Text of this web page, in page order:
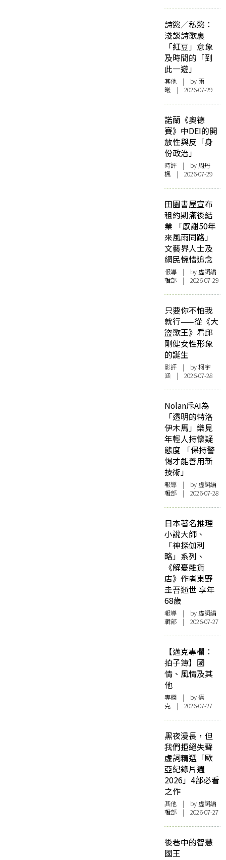
詩慾／私慾：
淺談詩歌裏
「紅豆」意象
及時間的「到
此一遊」
其他 | by 雨
曦 | 2026-07-29
諾蘭《奧德
賽》中DEI的開
放性與反「身
份政治」
時評 | by周丹
楓 | 2026-07-29
田園書屋宣布
租約期滿後結
業 「感謝50年
來風雨同路」
文藝界人士及
網民惋惜追念
報導 | by 虛詞編
輯部 | 2026-07-29
只要你不怕我
就行——從《大
盜歌王》看邱
剛健女性形象
的誕生
影評 | by 柯宇
涵 | 2026-07-28
Nolan斥AI為
「透明的特洛
伊木馬」樂見
年輕人持懷疑
態度 「保持警
惕才能善用新
技術」
報導 | by 虛詞編
輯部 | 2026-07-28
日本著名推理
小說大師、
「神探伽利
略」系列、
《解憂雜貨
店》作者東野
圭吾逝世 享年
68歲
報導 | by 虛詞編
輯部 | 2026-07-27
【邁克專欄：
拍子簿】國
情、風情及其
他
專欄 | by邁
克 | 2026-07-27
黑夜漫長，但
我們拒絕失聲
虛詞精選「歐
亞紀錄片週
2026」4部必看
之作
其他 | by 虛詞編
輯部 | 2026-07-27
後巷中的智慧
國王